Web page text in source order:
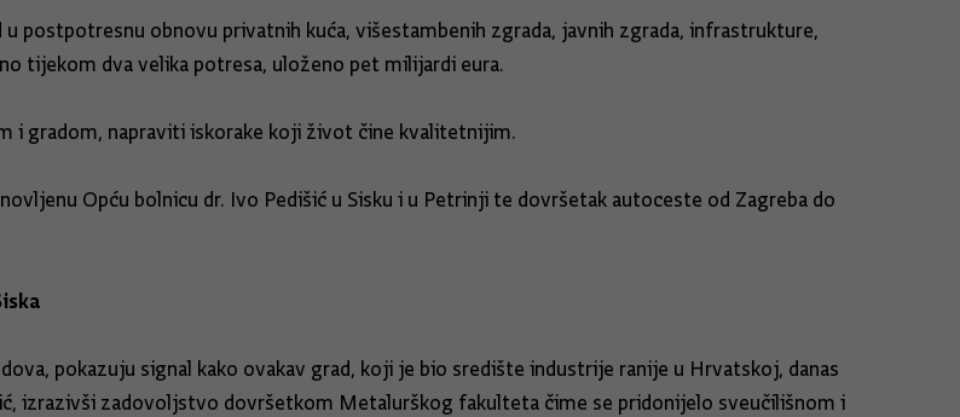
postpotresnu obnovu privatnih kuća, višestambenih zgrada, javnih zgrada, infrastrukture,
tijekom dva velika potresa, uloženo pet milijardi eura.
i gradom, napraviti iskorake koji život čine kvalitetnijim.
Opću bolnicu dr. Ivo Pedišić u Sisku i u Petrinji te dovršetak autoceste od Zagreba do
pokazuju signal kako ovakav grad, koji je bio središte industrije ranije u Hrvatskoj, danas
izrazivši zadovoljstvo dovršetkom Metalurškog fakulteta čime se pridonijelo sveučilišnom i